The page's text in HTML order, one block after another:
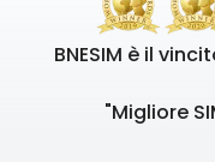
BNESIM è il
"Migliore